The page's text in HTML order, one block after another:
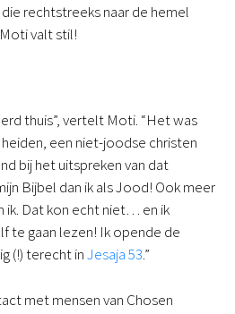
rechtstreeks naar de hemel
valt stil!
thuis”, vertelt Moti. “Het was
een niet-joodse christen
bij het uitspreken van dat
Bijbel dan ik als Jood! Ook meer
ik. Dat kon echt niet… en ik
te gaan lezen! Ik opende de
(!) terecht inJesaja 53.”
met mensen van Chosen